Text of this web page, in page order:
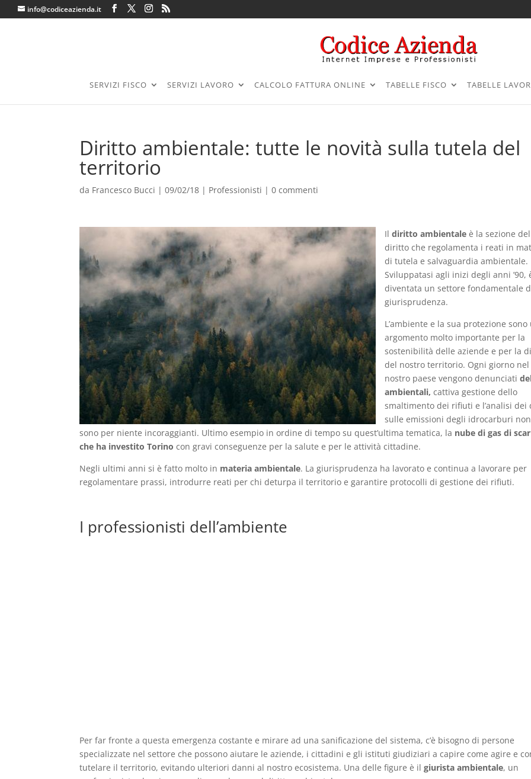
info@codiceazienda.it
SERVIZI FISCO SERVIZI LAVORO CALCOLO FATTURA ONLINE TABELLE FISCO TABELLE
Diritto ambientale: tutte le novità sulla tutela del
territorio
da Francesco Bucci |09/02/18 | Professionisti |0 commenti
Ildiritto ambientale è la sezione del
diritto che regolamenta i reati in
di tutela e salvaguardia ambientale.
Sviluppatasi agli inizi degli anni ’90,
diventata un settore fondamentale
giurisprudenza.
L’ambiente e la sua protezione sono
argomento molto importante per la
sostenibilità delle aziende e per la
del nostro territorio. Ogni giorno nel
nostro paese vengono denunciati
ambientali, cattiva gestione dello
smaltimento dei rifiuti e l’analisi dei
sulle emissioni degli idrocarburi non
sono per niente incoraggianti. Ultimo esempio in ordine di tempo su quest’ultima tematica, la nube di gas di
che ha investito Torino con gravi conseguenze per la salute e per le attività cittadine.
Negli ultimi anni si è fatto molto in materia ambientale. La giurisprudenza ha lavorato e continua a lavorare per
regolamentare prassi, introdurre reati per chi deturpa il territorio e garantire protocolli di gestione dei rifiuti.
I professionisti dell’ambiente
Per far fronte a questa emergenza costante e mirare ad una sanificazione del sistema, c’è bisogno di persone
specializzate nel settore che possono aiutare le aziende, i cittadini e gli istituti giudiziari a capire come agire e
tutelare il territorio, evitando ulteriori danni al nostro ecosistema. Una delle figure è ilgiurista ambientale, un